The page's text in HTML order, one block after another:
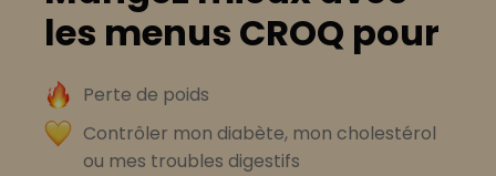
les menus CROQ pour
Perte de poids
Contrôler mon diabète, mon cholestérol
ou mes troubles digestifs